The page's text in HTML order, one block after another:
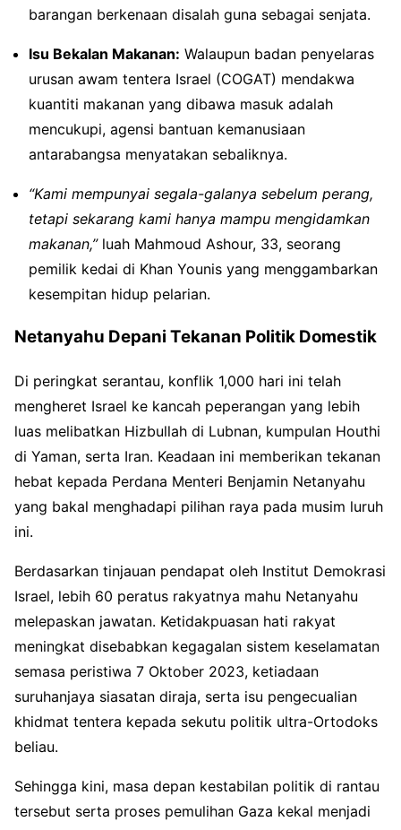
barangan berkenaan disalah guna sebagai senjata.
Isu Bekalan Makanan: Walaupun badan penyelaras
urusan awam tentera Israel (COGAT) mendakwa
kuantiti makanan yang dibawa masuk adalah
mencukupi, agensi bantuan kemanusiaan
antarabangsa menyatakan sebaliknya.
“Kami mempunyai segala-galanya sebelum perang,
tetapi sekarang kami hanya mampu mengidamkan
makanan,”luah Mahmoud Ashour, 33, seorang
pemilik kedai di Khan Younis yang menggambarkan
kesempitan hidup pelarian.
Netanyahu Depani Tekanan Politik Domestik
Di peringkat serantau, konflik 1,000 hari ini telah
mengheret Israel ke kancah peperangan yang lebih
luas melibatkan Hizbullah di Lubnan, kumpulan Houthi
di Yaman, serta Iran. Keadaan ini memberikan tekanan
hebat kepada Perdana Menteri Benjamin Netanyahu
yang bakal menghadapi pilihan raya pada musim luruh
ini.
Berdasarkan tinjauan pendapat oleh Institut Demokrasi
Israel, lebih 60 peratus rakyatnya mahu Netanyahu
melepaskan jawatan. Ketidakpuasan hati rakyat
meningkat disebabkan kegagalan sistem keselamatan
semasa peristiwa 7 Oktober 2023, ketiadaan
suruhanjaya siasatan diraja, serta isu pengecualian
khidmat tentera kepada sekutu politik ultra-Ortodoks
beliau.
Sehingga kini, masa depan kestabilan politik di rantau
tersebut serta proses pemulihan Gaza kekal menjadi